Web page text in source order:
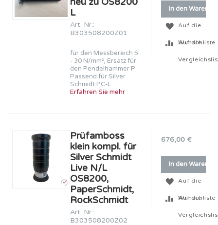
L
Art. Nr.:
B303508200Z01
für den Messbereich 5
- 30 N/mm², Ersatz für
den Pendelhammer P
Passend für Silver
Schmidt PC-L...
Erfahren Sie mehr
In den
Auf die
Wunschliste
Auf die
Prüfamboss
klein kompl. für
Silver Schmidt
Live N/L
OS8200,
PaperSchmidt,
RockSchmidt
Art. Nr.:
B303508200Z02
676,00 €
In den
Auf die
Wunschliste
Auf die